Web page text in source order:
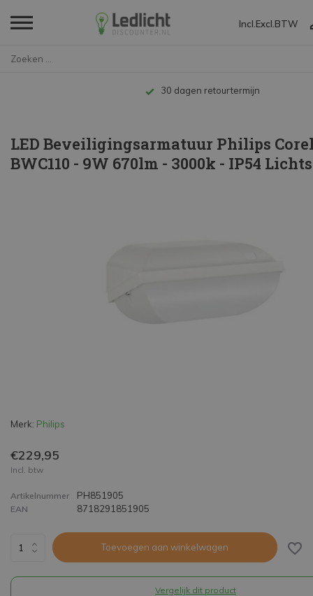
Incl. Excl. BTW
Tot 10 jaar garantie
LED Beveiligingsarmatuur Philips
BWC110 - 9W 670lm - 3000k - IP54
Merk: Philips
€229,95
Incl. btw
Artikelnummer PH851905
EAN 8718291851905
Toevoegen aan winkelwagen
Vergelijk dit product